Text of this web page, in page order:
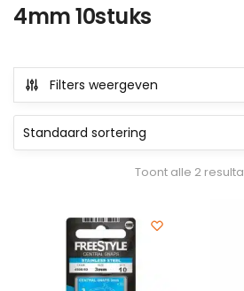
4mm 10stuks
Filters weergeven
Toont alle 2